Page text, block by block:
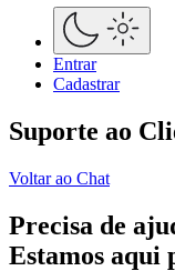
Entrar
Cadastrar
Suporte ao
Voltar ao Chat
Precisa de
Estamos aqui